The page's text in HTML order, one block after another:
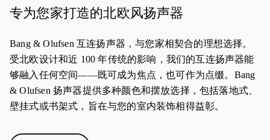
专为您家打造的北欧风扬声器
Bang & Olufsen 互连扬声器，与您家相契合的理想选择。
受北欧设计和近 100 年传统的影响，我们的互连扬声器能
够融入任何空间——既可成为焦点，也可作为点缀。Bang
& Olufsen 扬声器提供多种颜色和摆放选择，包括落地式、
壁挂式或书架式，旨在与您的室内装饰相得益彰。